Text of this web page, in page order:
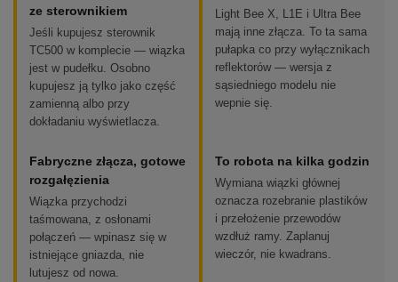
ze sterownikiem
Jeśli kupujesz sterownik
TC500 w komplecie — wiązka
jest w pudełku. Osobno
kupujesz ją tylko jako część
zamienną albo przy
dokładaniu wyświetlacza.
Light Bee X, L1E i Ultra Bee
mają inne złącza. To ta sama
pułapka co przy wyłącznikach
reflektorów — wersja z
sąsiedniego modelu nie
wepnie się.
Fabryczne złącza, gotowe
rozgałęzienia
Wiązka przychodzi
taśmowana, z osłonami
połączeń — wpinasz się w
istniejące gniazda, nie
lutujesz od nowa.
To robota na kilka godzin
Wymiana wiązki głównej
oznacza rozebranie plastików
i przełożenie przewodów
wzdłuż ramy. Zaplanuj
wieczór, nie kwadrans.